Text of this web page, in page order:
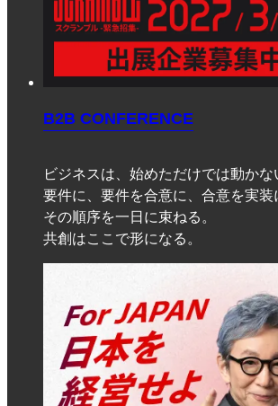
B2B CONFERENCE
ビジネスは、始めただけでは動かな
要件に、要件を合意に、合意を実装
その順序を一日に束ねる。
共創はここで形になる。